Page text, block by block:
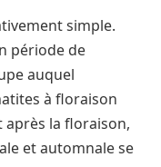
simple.
période de
auquel
à floraison
la floraison,
et automnale se